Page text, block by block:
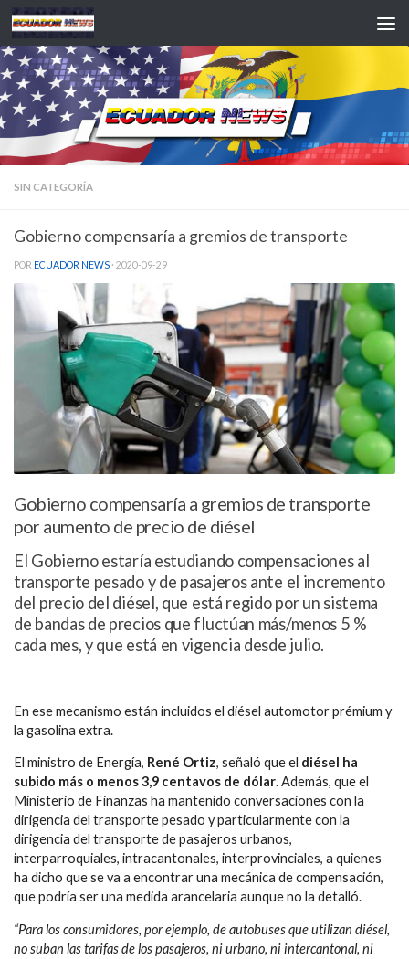
Saltar al contenido
SIN CATEGORÍA
Gobierno compensaría a gremios de transporte
POR ECUADOR NEWS · 2020-09-29
Gobierno compensaría a gremios de transporte
por aumento de precio de diésel
El Gobierno estaría estudiando compensaciones al
transporte pesado y de pasajeros ante el incremento
del precio del diésel, que está regido por un sistema
de bandas de precios que fluctúan más/menos 5 %
cada mes, y que está en vigencia desde julio.
En ese mecanismo están incluidos el diésel automotor prémium y
la gasolina extra.
El ministro de Energía, René Ortiz, señaló que el diésel ha
subido más o menos 3,9 centavos de dólar. Además, que el
Ministerio de Finanzas ha mantenido conversaciones con la
dirigencia del transporte pesado y particularmente con la
dirigencia del transporte de pasajeros urbanos,
interparroquiales, intracantonales, interprovinciales, a quienes
ha dicho que se va a encontrar una mecánica de compensación,
que podría ser una medida arancelaria aunque no la detalló.
“Para los consumidores, por ejemplo, de autobuses que utilizan diésel,
no suban las tarifas de los pasajeros, ni urbano, ni intercantonal, ni